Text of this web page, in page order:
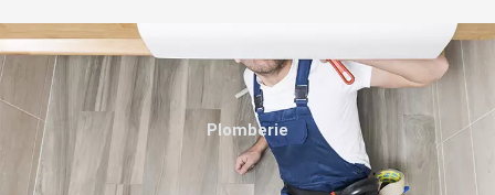
Plomberie